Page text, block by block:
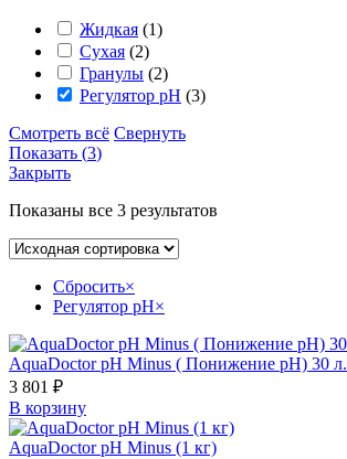
Жидкая (1)
Сухая (2)
Гранулы (2)
Регулятор pH (3)
Смотреть всё Свернуть
Показать (3)
Закрыть
Показаны все 3 результатов
Сбросить×
Регулятор pH×
AquaDoctor pH Minus ( Понижение pH) 30 л.
3 801 ₽
В корзину
AquaDoctor pH Minus (1 кг)